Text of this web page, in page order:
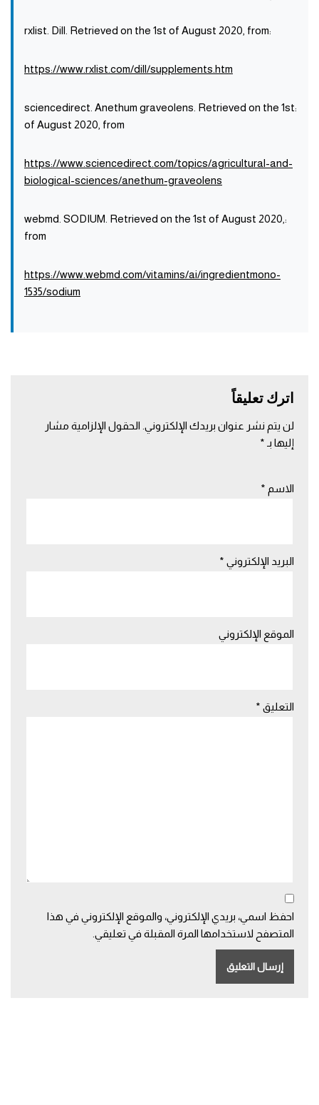
:rxlist. Dill. Retrieved on the 1st of August 2020, from
https://www.rxlist.com/dill/supplements.htm
:sciencedirect. Anethum graveolens. Retrieved on the 1st
of August 2020, from
https://www.sciencedirect.com/topics/agricultural-and-
biological-sciences/anethum-graveolens
:webmd. SODIUM. Retrieved on the 1st of August 2020,
from
https://www.webmd.com/vitamins/ai/ingredientmono-
1535/sodium
اترك تعليقاً
لن يتم نشر عنوان بريدك الإلكتروني. الحقول الإلزامية مشار
إليها بـ *
الاسم *
البريد الإلكتروني *
الموقع الإلكتروني
التعليق *
احفظ اسمي، بريدي الإلكتروني، والموقع الإلكتروني في هذا
المتصفح لاستخدامها المرة المقبلة في تعليقي.